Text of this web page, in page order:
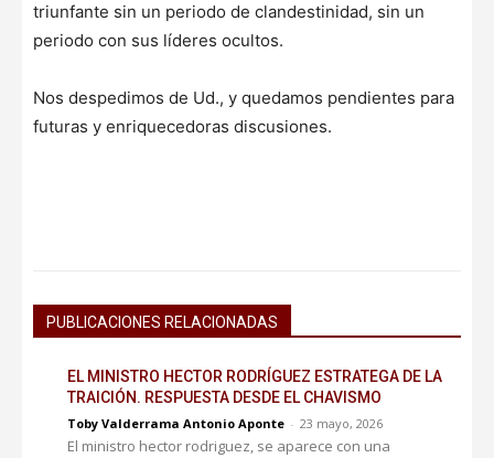
triunfante sin un periodo de clandestinidad, sin un
periodo con sus líderes ocultos.
Nos despedimos de Ud., y quedamos pendientes para
futuras y enriquecedoras discusiones.
PUBLICACIONES RELACIONADAS
EL MINISTRO HECTOR RODRÍGUEZ ESTRATEGA DE LA
TRAICIÓN. RESPUESTA DESDE EL CHAVISMO
Toby Valderrama Antonio Aponte - 23 mayo, 2026
El ministro hector rodriguez, se aparece con una